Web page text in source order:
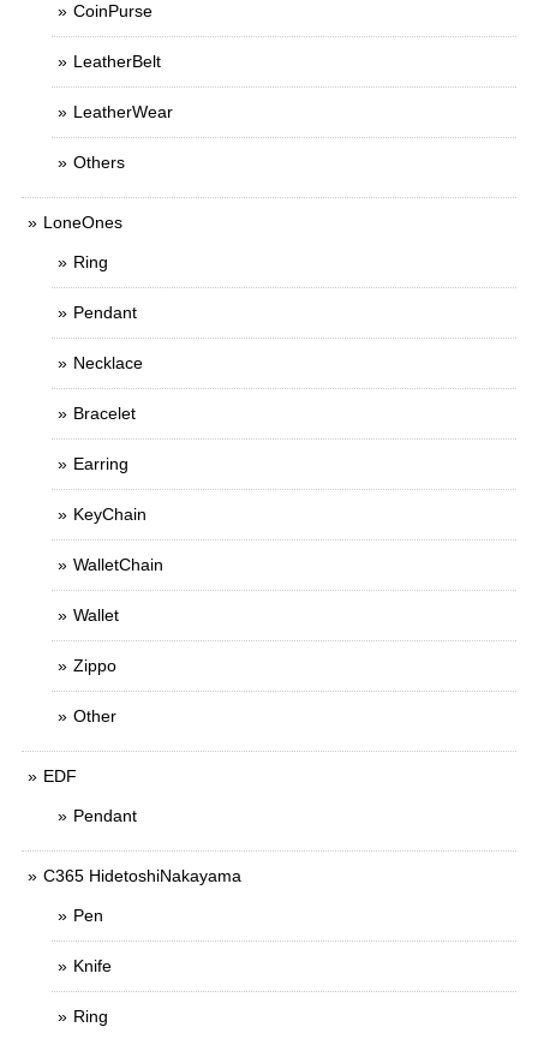
CoinPurse
LeatherBelt
LeatherWear
Others
LoneOnes
Ring
Pendant
Necklace
Bracelet
Earring
KeyChain
WalletChain
Wallet
Zippo
Other
EDF
Pendant
C365 HidetoshiNakayama
Pen
Knife
Ring